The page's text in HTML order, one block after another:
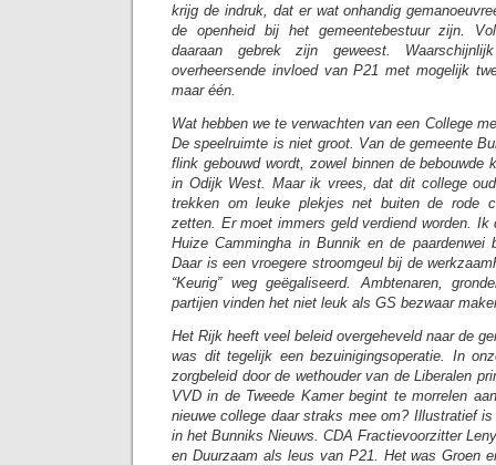
krijg de indruk, dat er wat onhandig
de openheid bij het gemeentebestuur zijn.
daaraan gebrek zijn geweest.
overheersende invloed van P21 met mogelijk
maar één.
Wat hebben we te verwachten van een College
De speelruimte is niet groot. Van de gemeente
flink gebouwd wordt, zowel binnen de bebouwde
in Odijk West. Maar ik vrees, dat dit college
trekken om leuke plekjes net buiten de rode
zetten. Er moet immers geld verdiend worden. Ik
Huize Cammingha in Bunnik en de paardenwei
Daar is een vroegere stroomgeul bij de
“Keurig” weg geëgaliseerd. Ambtenaren,
partijen vinden het niet leuk als GS bezwaar
Het Rijk heeft veel beleid overgeheveld naar de
was dit tegelijk een bezuinigingsoperatie. In
zorgbeleid door de wethouder van de Liberalen
VVD in de Tweede Kamer begint te morrelen
nieuwe college daar straks mee om? Illustratief
in het Bunniks Nieuws. CDA Fractievoorzitter
en Duurzaam als leus van P21. Het was Groen